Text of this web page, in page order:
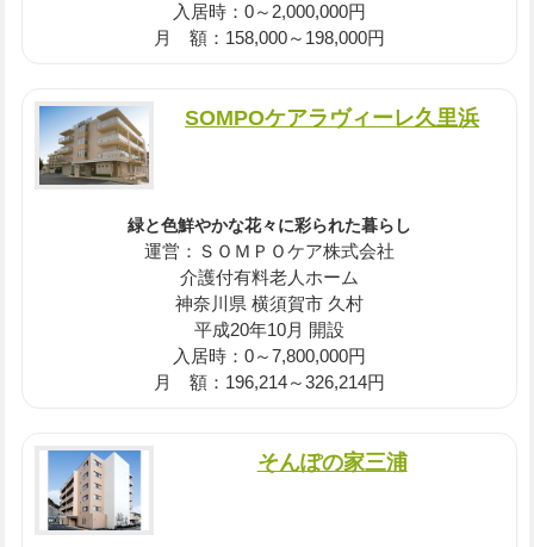
入居時：0～2,000,000円
月 額：158,000～198,000円
SOMPOケアラヴィーレ久里浜
緑と色鮮やかな花々に彩られた暮らし
運営：ＳＯＭＰＯケア株式会社
介護付有料老人ホーム
神奈川県 横須賀市 久村
平成20年10月 開設
入居時：0～7,800,000円
月 額：196,214～326,214円
そんぽの家三浦